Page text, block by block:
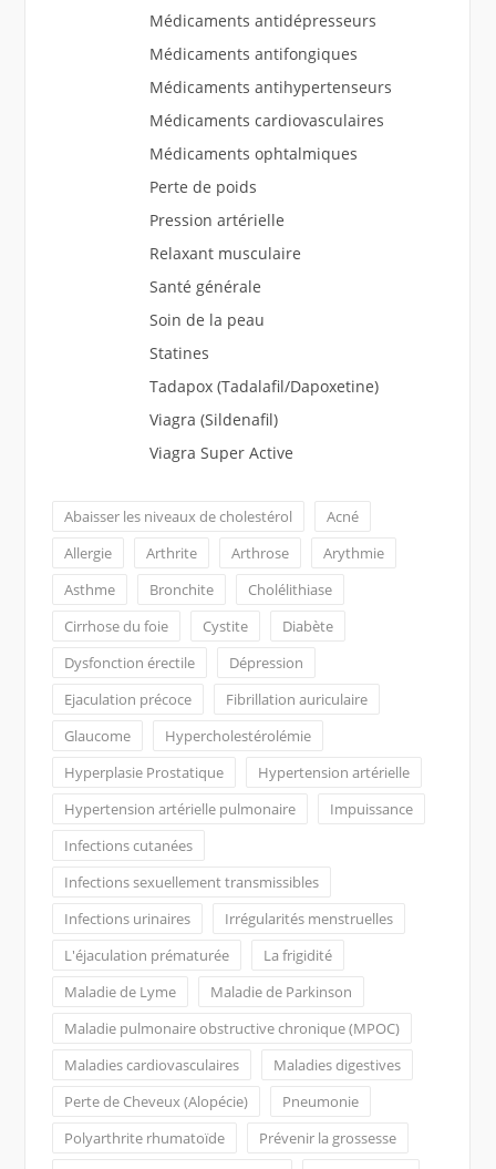
Médicaments antidépresseurs
Médicaments antifongiques
Médicaments antihypertenseurs
Médicaments cardiovasculaires
Médicaments ophtalmiques
Perte de poids
Pression artérielle
Relaxant musculaire
Santé générale
Soin de la peau
Statines
Tadapox (Tadalafil/Dapoxetine)
Viagra (Sildenafil)
Viagra Super Active
Abaisser les niveaux de cholestérol
Acné
Allergie
Arthrite Arthrose
Arythmie
Asthme
Bronchite
Cholélithiase
Cirrhose du foie
Cystite
Diabète
Dysfonction érectile
Dépression
Ejaculation précoce
Fibrillation auriculaire
Glaucome
Hypercholestérolémie
Hyperplasie Prostatique
Hypertension artérielle
Hypertension artérielle pulmonaire
Impuissance
Infections cutanées
Infections sexuellement transmissibles
Infections urinaires
Irrégularités menstruelles
L'éjaculation prématurée
La frigidité
Maladie de Lyme
Maladie de Parkinson
Maladie pulmonaire obstructive chronique (MPOC)
Maladies cardiovasculaires
Maladies digestives
Perte de Cheveux (Alopécie)
Pneumonie
Polyarthrite rhumatoïde
Prévenir la grossesse